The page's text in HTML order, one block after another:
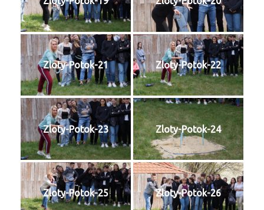
Zloty-Potok-21 Zloty-Potok-22
Zloty-Potok-23 Zloty-Potok-24
Zloty-Potok-25 Zloty-Potok-26